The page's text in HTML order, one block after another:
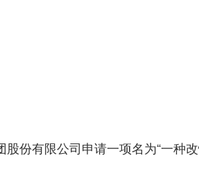
份有限公司申请一项名为“一种